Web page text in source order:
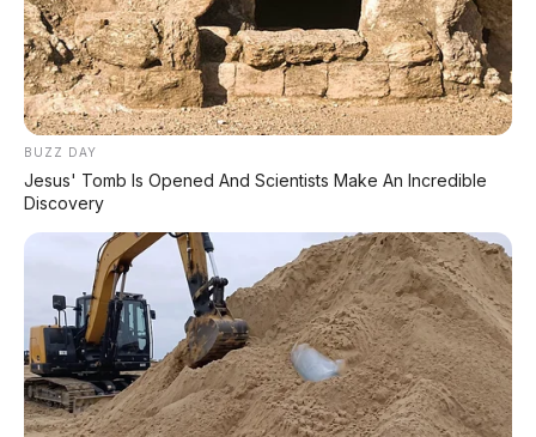
BUZZ DAY
Jesus' Tomb Is Opened And Scientists Make An Incredible
Discovery